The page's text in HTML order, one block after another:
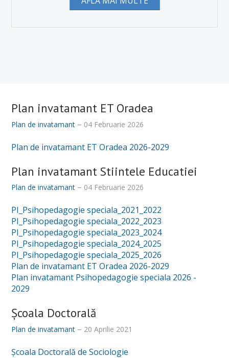
Orar
Anunțuri
Structura anului universitar
ERASMUS
Burse
Tabere
Despre cazare
Plan invatamant ET Oradea
Plan de invatamant 04 Februarie 2026
Plan de invatamant ET Oradea 2026-2029
Plan invatamant Stiintele Educatiei
Plan de invatamant 04 Februarie 2026
PI_Psihopedagogie speciala_2021_2022
PI_Psihopedagogie speciala_2022_2023
PI_Psihopedagogie speciala_2023_2024
PI_Psihopedagogie speciala_2024_2025
PI_Psihopedagogie speciala_2025_2026
Plan de invatamant ET Oradea 2026-2029
Plan invatamant Psihopedagogie speciala 2026 -
2029
Şcoala Doctorală
Plan de invatamant 20 Aprilie 2021
Şcoala Doctorală de Sociologie